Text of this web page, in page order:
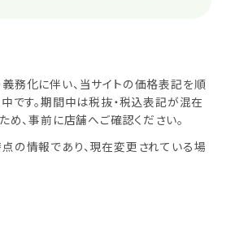
務化に伴い、当サイトの価格表記を順
です。期間中は税抜・税込表記が混在
、事前に店舗へご確認ください。
の情報であり、現在変更されている場